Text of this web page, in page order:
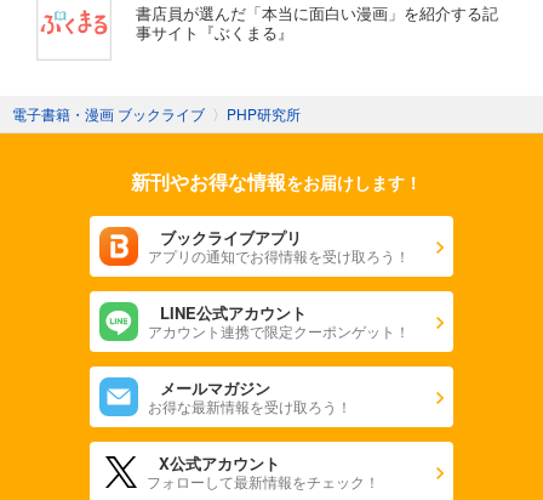
書店員が選んだ「本当に面白い漫画」を紹介する記
事サイト『ぶくまる』
電子書籍・漫画 ブックライブ 〉 PHP研究所
新刊やお得な情報をお届けします！
ブックライブアプリ
アプリの通知でお得情報を受け取ろう！
LINE公式アカウント
アカウント連携で限定クーポンゲット！
メールマガジン
お得な最新情報を受け取ろう！
X公式アカウント
フォローして最新情報をチェック！